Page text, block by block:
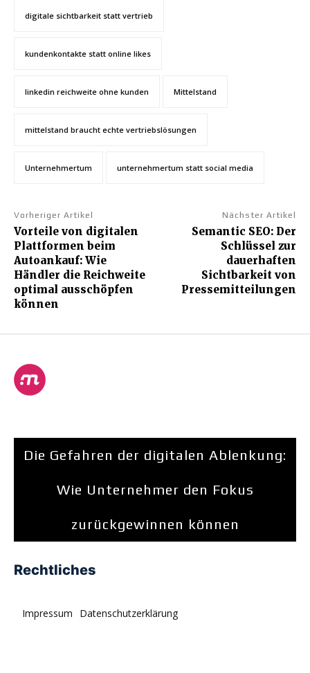
digitale sichtbarkeit statt vertrieb
kundenkontakte statt online likes
linkedin reichweite ohne kunden Mittelstand
mittelstand braucht echte vertriebslösungen
Unternehmertum unternehmertum statt social media
Vorheriger Artikel
Vorteile von digitalen
Plattformen beim
Autoankauf: Wie
Händler die Reichweite
optimal ausschöpfen
können
Nächster Artikel
Semantic SEO: Der
Schlüssel zur
dauerhaften
Sichtbarkeit von
Pressemitteilungen
Die Gefahren der digitalen Ablenkung:
Wie Unternehmer den Fokus
zurückgewinnen können
Rechtliches
Impressum Datenschutzerklärung